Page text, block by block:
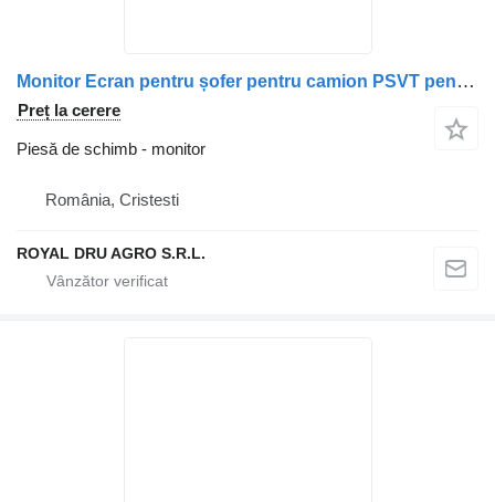
Monitor Ecran pentru șofer pentru camion PSVT pentru Mercedes-Benz AE-TM70H
Preț la cerere
Piesă de schimb - monitor
România, Cristesti
ROYAL DRU AGRO S.R.L.